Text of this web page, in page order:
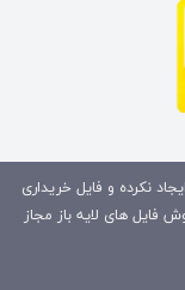
نکرده و فایل خریداری
های لایه باز مجاز